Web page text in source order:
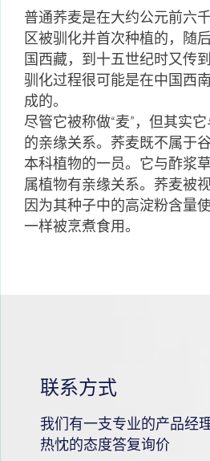
普通荞麦是在大约公元前六
区被驯化并首次种植的，随
国西藏，到十五世纪时又传
驯化过程很可能是在中国西
成的。
尽管它被称做“麦”，但其实
的亲缘关系。荞麦既不属于
本科植物的一员。它与酢浆
属植物有亲缘关系。荞麦被视
因为其种子中的高淀粉含量
一样被烹煮食用。
联系方式
我们有一支专业的产品经
热忱的态度答复询价